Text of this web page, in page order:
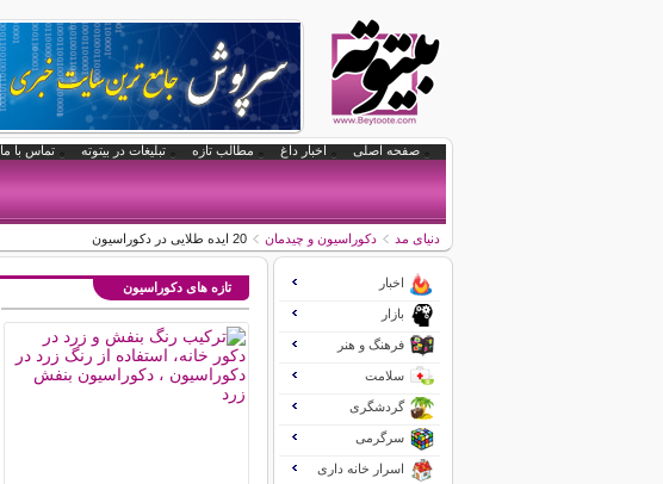
صفحه اصلی اخبار داغ مطالب تازه تبلیغات در بیتوته تماس با ما
دنیای مد دکوراسیون و چیدمان 20 ایده طلایی در دكوراسیون
تازه های دکوراسیون اخبار
بازار
فرهنگ و هنر
سلامت
گردشگری
سرگرمی
اسرار خانه داری